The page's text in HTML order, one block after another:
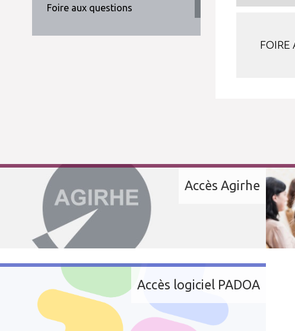
Foire aux questions
FOIRE
Accès Agirhe
Accès logiciel PADOA